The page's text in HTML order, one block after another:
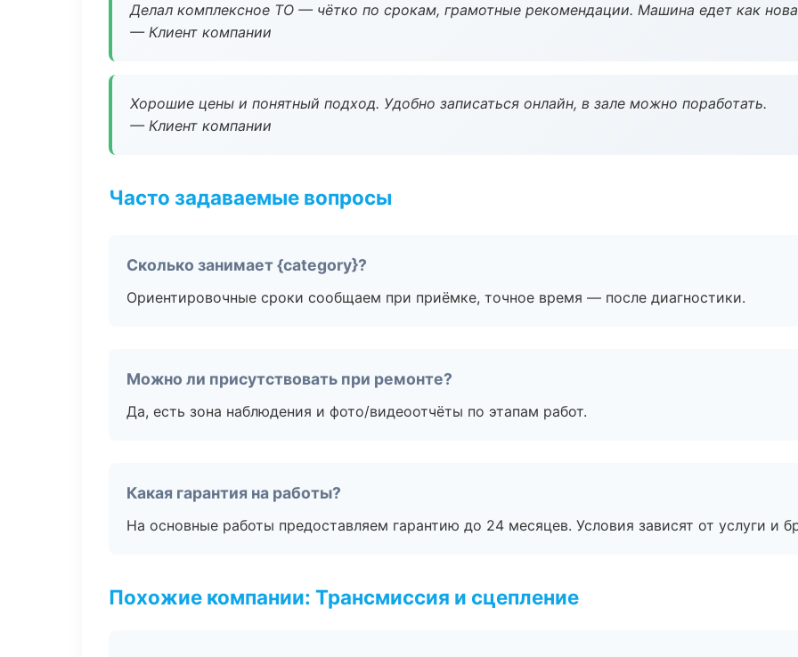
Делал комплексное ТО — чётко по срокам, грамотные рекомендации. Машина едет как
— Клиент компании
Хорошие цены и понятный подход. Удобно записаться онлайн, в зале можно поработать.
— Клиент компании
Часто задаваемые вопросы
Сколько занимает {category}?
Ориентировочные сроки сообщаем при приёмке, точное время — после диагностики.
Можно ли присутствовать при ремонте?
Да, есть зона наблюдения и фото/видеоотчёты по этапам работ.
Какая гарантия на работы?
На основные работы предоставляем гарантию до 24 месяцев. Условия зависят от услуги и
Похожие компании: Трансмиссия и сцепление